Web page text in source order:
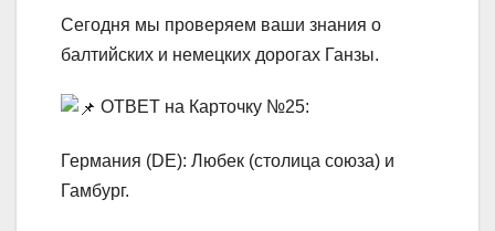
Сегодня мы проверяем ваши знания о
балтийских и немецких дорогах Ганзы.
ОТВЕТ на Карточку №25:
Германия (DE): Любек (столица союза) и
Гамбург.